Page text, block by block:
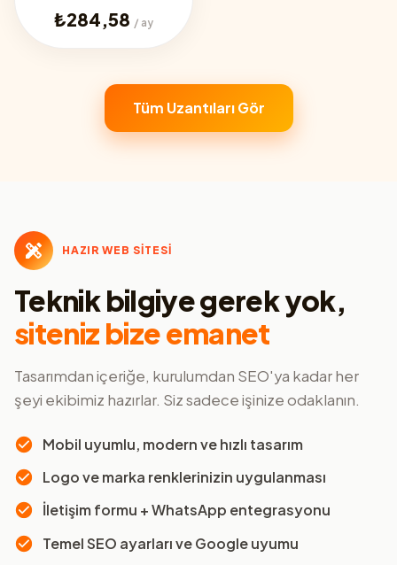
₺284,58 / ay
Tüm Uzantıları Gör
HAZIR WEB SİTESİ
Teknik bilgiye gerek yok,
siteniz bize emanet
Tasarımdan içeriğe, kurulumdan SEO'ya kadar her
şeyi ekibimiz hazırlar. Siz sadece işinize odaklanın.
Mobil uyumlu, modern ve hızlı tasarım
Logo ve marka renklerinizin uygulanması
İletişim formu + WhatsApp entegrasyonu
Temel SEO ayarları ve Google uyumu